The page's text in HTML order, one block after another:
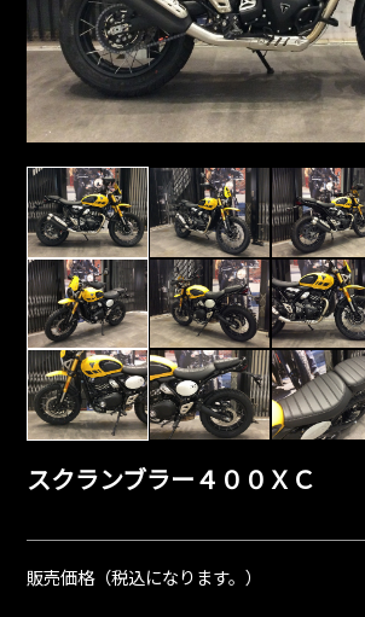
スクランブラー４００ＸＣ
販売価格（税込になります。）